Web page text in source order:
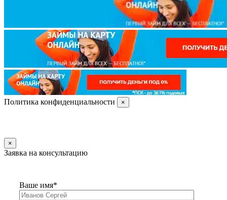
Политика конфиденциальности ×
×
Заявка на консультацию
Ваше имя*